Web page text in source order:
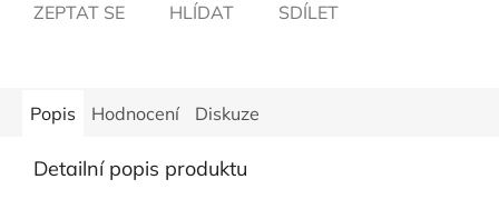
ZEPTAT SE HLÍDAT SDÍLET
Popis Hodnocení Diskuze
Detailní popis produktu